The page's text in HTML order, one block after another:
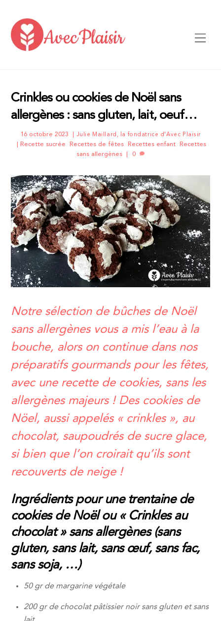
content
Crinkles ou cookies de Noël sans
allergènes : sans gluten, lait, oeuf…
16 octobre 2023 Julie Maillard, la fondatrice d'Avec Plaisir
Recette sucrée Recettes de fêtes Recettes enfant
Recettes
sans allergènes
0
Notre sélection de bûches de Noël
sans allergènes vous a mis l’eau à la
bouche, alors on continue dans nos
préparatifs gourmands pour les fêtes,
avec une recette de cookies, sans les
allergènes majeurs ! Des cookies de
Nöel, aussi appelés « crinkles », au
chocolat, saupoudrés de sucre glace,
si bien que l’on croirait qu’ils sont
recouverts de neige !
Ingrédients pour une trentaine de
cookies de Noël ou « Crinkles au
chocolat » sans allergènes (sans
gluten, sans lait, sans œuf, sans fac,
sans soja, …)
50 gr de margarine végétale
200 gr de chocolat pâtissier noir sans gluten et sans